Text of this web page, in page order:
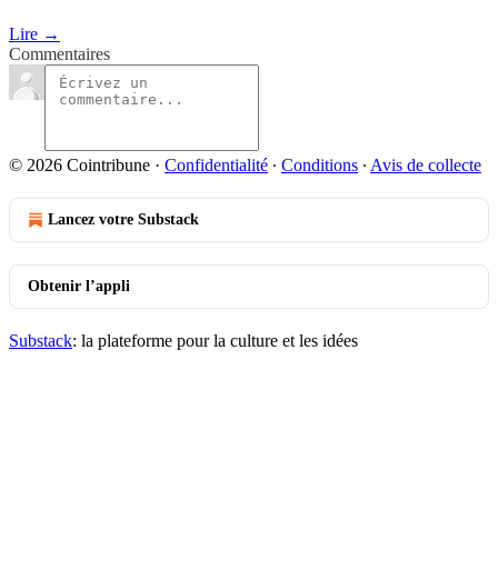
Lire →
Commentaires
© 2026 Cointribune · Confidentialité ∙ Conditions ∙ Avis de collecte
Lancez votre Substack
Obtenir l’appli
Substack: la plateforme pour la culture et les idées